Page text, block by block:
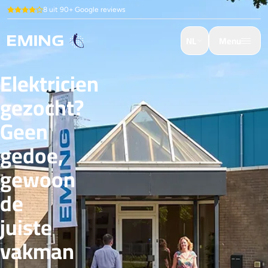
8 uit 90+ Google reviews
Elektricien
gezocht?
Geen
gedoe,
gewoon
de
juiste
vakman